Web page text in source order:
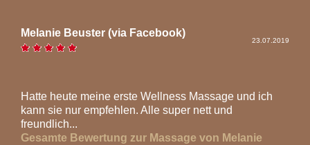
Melanie Beuster (via Facebook)
23.07.2019
Hatte heute meine erste Wellness Massage und ich
kann sie nur empfehlen. Alle super nett und
freundlich...
Gesamte Bewertung zur Massage von Melanie